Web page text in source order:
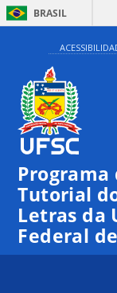
BRASIL
Programa
Tutorial
Letras da
Federal